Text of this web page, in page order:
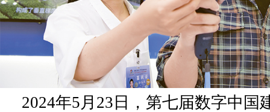
2024年5月23日，第七届数字中国